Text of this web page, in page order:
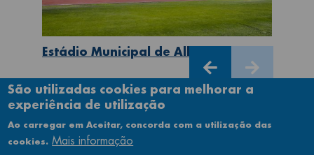
Estádio Municipal de Albufeira
São utilizadas cookies para melhorar a
experiência de utilização
Ao carregar em Aceitar, concorda com a utilização das
cookies. Mais informação